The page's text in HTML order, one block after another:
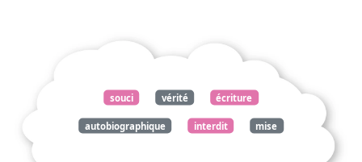
souci vérité écriture
autobiographique interdit mise